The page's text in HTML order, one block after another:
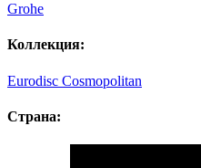
Grohe
Коллекция:
Eurodisc Cosmopolitan
Страна: